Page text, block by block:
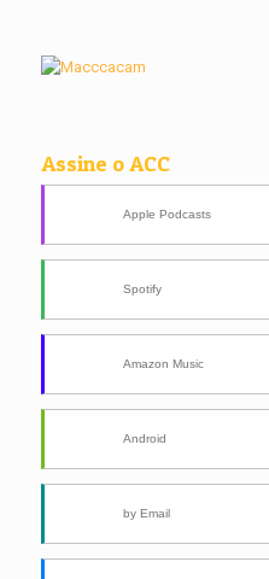
Assine o ACC
Apple Podcasts
Spotify
Amazon Music
Android
by Email